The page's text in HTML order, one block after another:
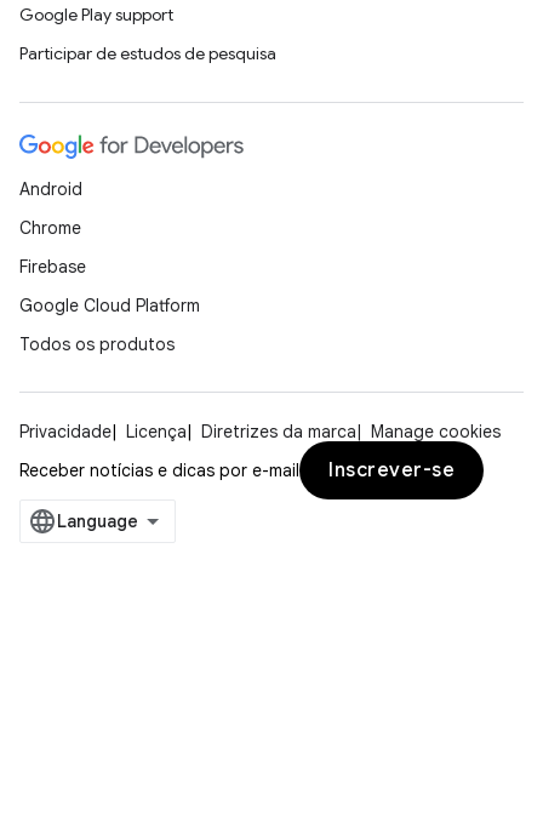
Google Play support
Participar de estudos de pesquisa
Android
Chrome
Firebase
Google Cloud Platform
Todos os produtos
Privacidade Licença Diretrizes da marca
Manage cookies
Receber notícias e dicas por e-mail
Inscrever-se